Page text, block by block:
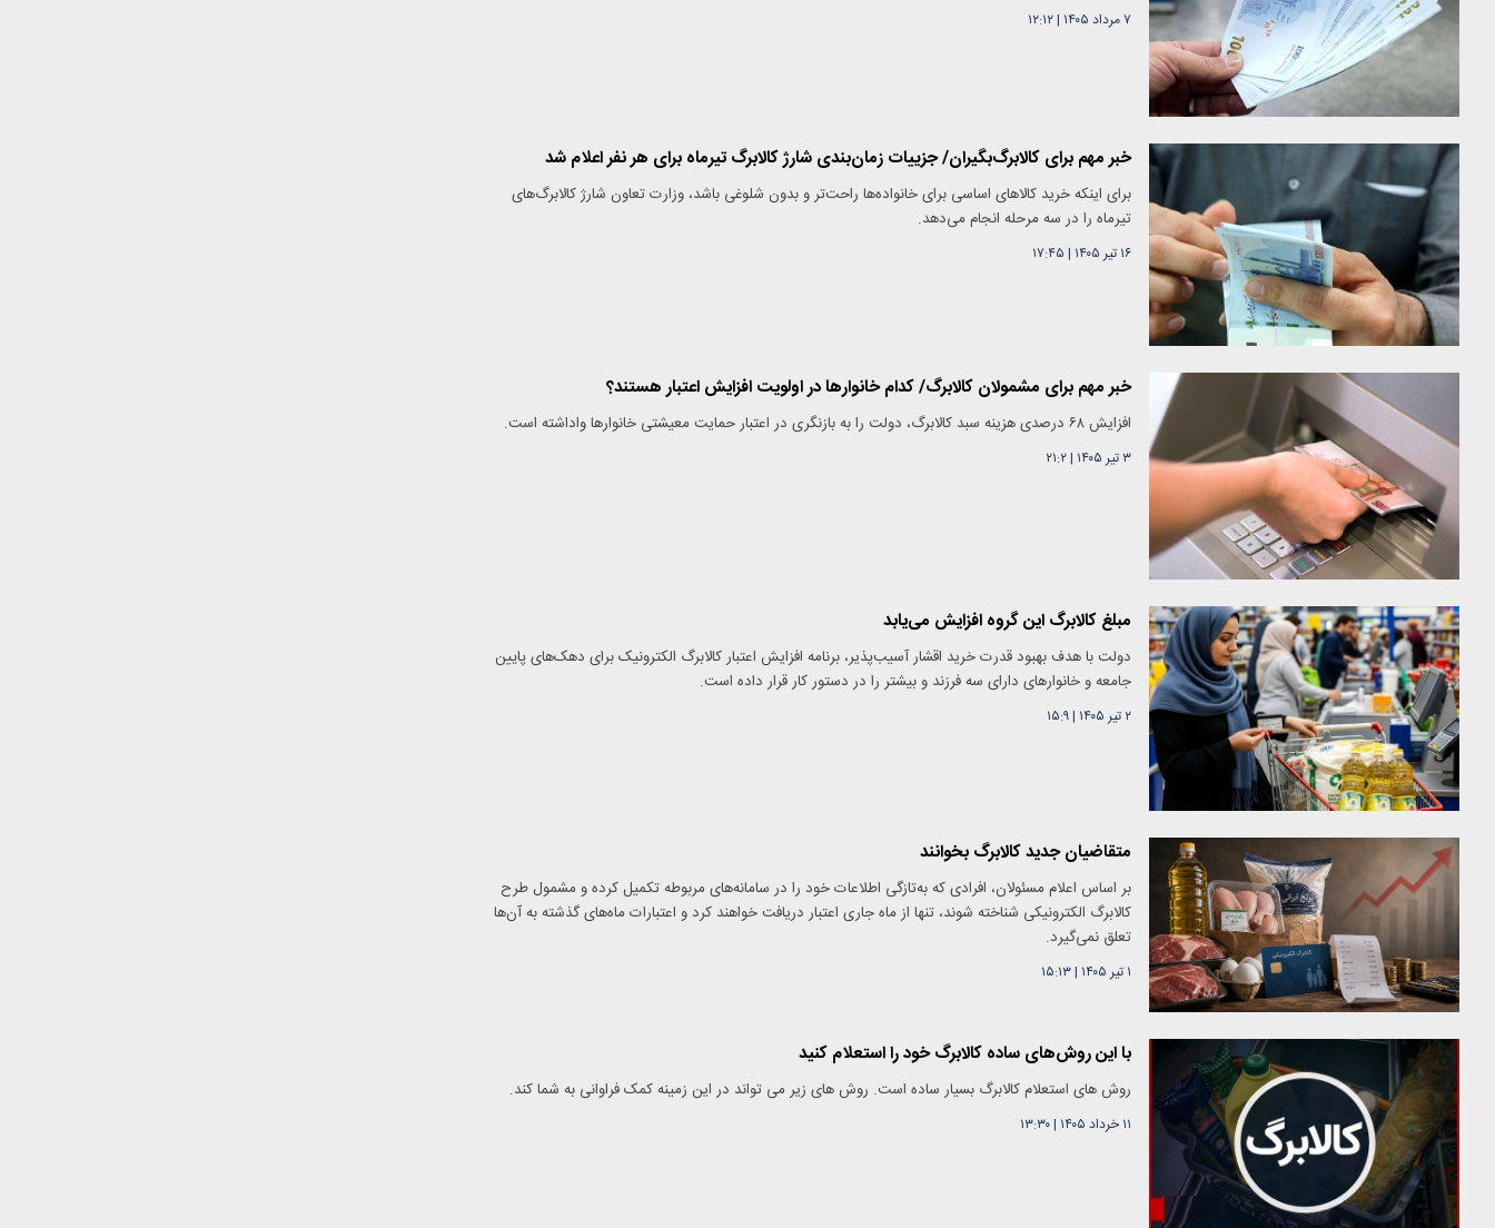
۷ مرداد ۱۴۰۵ |۱۲:۱۲
خبر مهم برای کالابرگ‌بگیران/ جزییات زمان‌بندی شارژ کالابرگ تیرماه برای هر نفر اعلام شد
برای اینکه خرید کالاهای اساسی برای خانواده‌ها راحت‌تر و بدون شلوغی باشد، وزارت تعاون شارژ کالابرگ‌های
تیرماه را در سه مرحله انجام می‌دهد.
۱۶ تیر ۱۴۰۵ | ۱۷:۴۵
خبر مهم برای مشمولان کالابرگ/ کدام خانوارها در اولویت افزایش اعتبار هستند؟
افزایش ۶۸ درصدی هزینه سبد کالابرگ، دولت را به بازنگری در اعتبار حمایت معیشتی خانوارها واداشته است.
۳ تیر ۱۴۰۵ |۲۱:۲
مبلغ کالابرگ این گروه افزایش می‌یابد
دولت با هدف بهبود قدرت خرید اقشار آسیب‌پذیر، برنامه افزایش اعتبار کالابرگ الکترونیک برای دهک‌های پایین
جامعه و خانوارهای دارای سه فرزند و بیشتر را در دستور کار قرار داده است.
۲ تیر ۱۴۰۵ |۱۵:۹
متقاضیان جدید کالابرگ بخوانند
بر اساس اعلام مسئولان، افرادی که به‌تازگی اطلاعات خود را در سامانه‌های مربوطه تکمیل کرده و مشمول طرح
کالابرگ الکترونیکی شناخته شوند، تنها از ماه جاری اعتبار دریافت خواهند کرد و اعتبارات ماه‌های گذشته به آن‌ها
تعلق نمی‌گیرد.
۱ تیر ۱۴۰۵ |۱۵:۱۳
با این روش‌های ساده کالابرگ خود را استعلام کنید
روش های استعلام کالابرگ بسیار ساده است. روش های زیر می تواند در این زمینه کمک فراوانی به شما کند.
۱۱ خرداد ۱۴۰۵ |۱۳:۳۰